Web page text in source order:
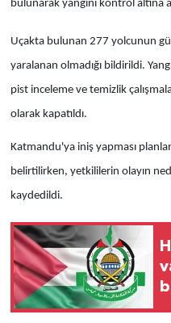
bulunarak yangını kontrol altına
Uçakta bulunan 277 yolcunun
yaralanan olmadığı bildirildi.
pist inceleme ve temizlik
olarak kapatıldı.
Katmandu'ya iniş yapması
belirtilirken, yetkililerin olayın
kaydedildi.